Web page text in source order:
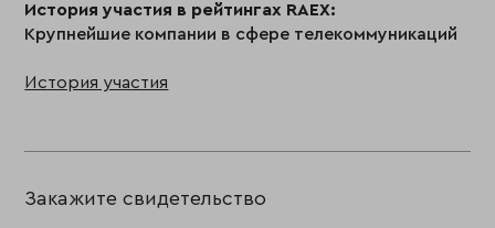
История участия в рейтингах RAEX:
Крупнейшие компании в сфере телекоммуникаций
История участия
Закажите свидетельство